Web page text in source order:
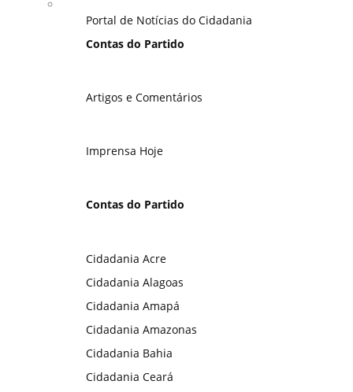
Portal de Notícias do Cidadania
Contas do Partido
Artigos e Comentários
Imprensa Hoje
Contas do Partido
Cidadania Acre
Cidadania Alagoas
Cidadania Amapá
Cidadania Amazonas
Cidadania Bahia
Cidadania Ceará